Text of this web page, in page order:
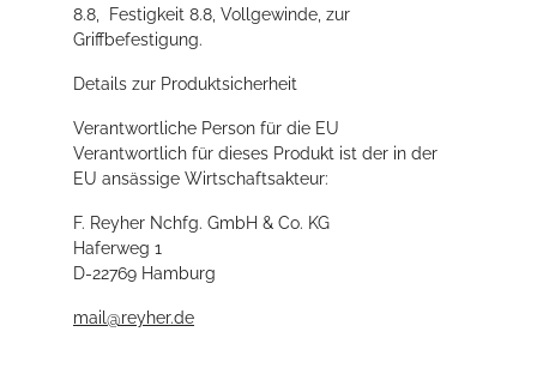
8.8, Festigkeit 8.8, Vollgewinde, zur
Griffbefestigung.
Details zur Produktsicherheit
Verantwortliche Person für die EU
Verantwortlich für dieses Produkt ist der in der
EU ansässige Wirtschaftsakteur:
F. Reyher Nchfg. GmbH & Co. KG
Haferweg 1
D-22769 Hamburg
mail@reyher.de